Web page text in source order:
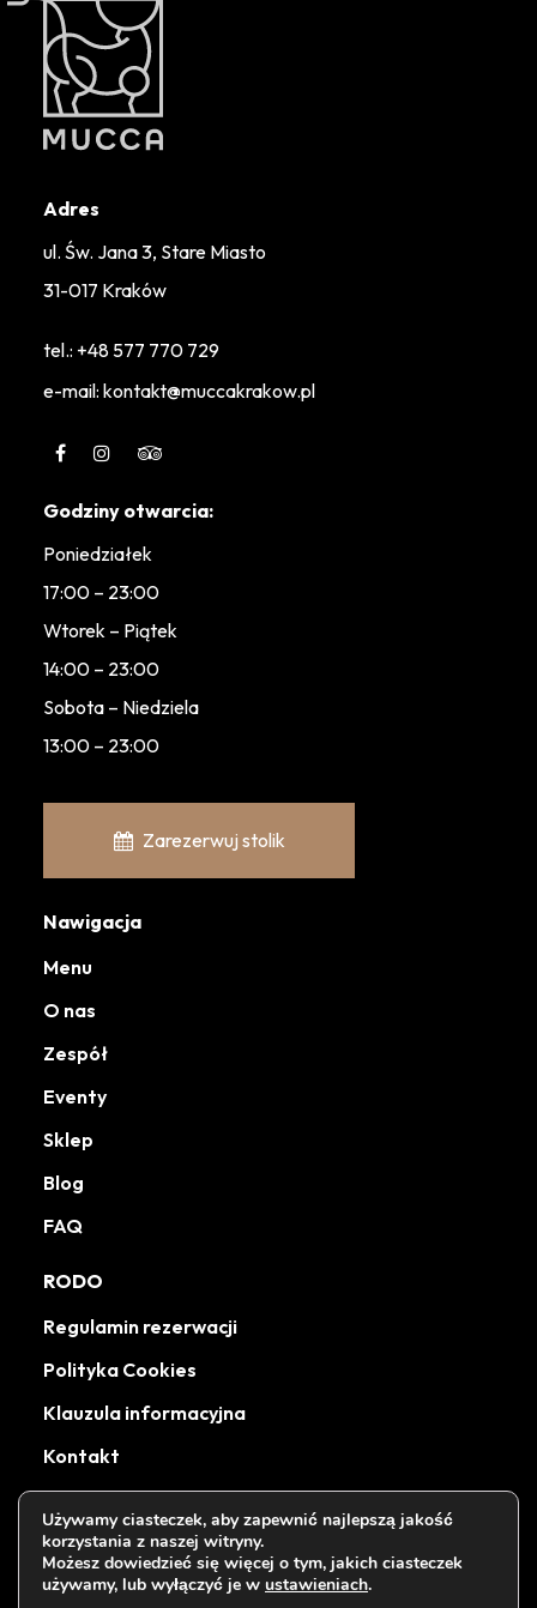
Adres
ul. Św. Jana 3, Stare Miasto
31-017 Kraków
tel.: +48 577 770 729
e-mail: kontakt@muccakrakow.pl
Nawigacja
Menu
O nas
Zespół
Eventy
Sklep
Blog
FAQ
RODO
Regulamin rezerwacji
Polityka Cookies
Klauzula informacyjna
Kontakt
Godziny otwarcia:
Poniedziałek
17:00 – 23:00
Wtorek – Piątek
14:00 – 23:00
Sobota – Niedziela
13:00 – 23:00
Zarezerwuj stolik
Wszystkie prawa zastrzeżone Muccakrakow.pl 2026
Używamy ciasteczek, aby zapewnić najlepszą jakość
korzystania z naszej witryny.
Możesz dowiedzieć się więcej o tym, jakich ciasteczek
używamy, lub wyłączyć je w ustawieniach.